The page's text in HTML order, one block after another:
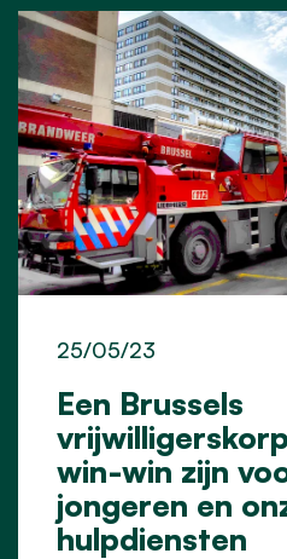
Een Brussels
win-win zijn
jongeren en
hulpdiensten
25/05/23